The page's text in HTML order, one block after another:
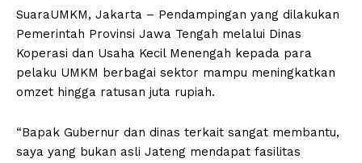
SuaraUMKM, Jakarta – Pendampingan yang dilakukan
Pemerintah Provinsi Jawa Tengah melalui Dinas
Koperasi dan Usaha Kecil Menengah kepada para
pelaku UMKM berbagai sektor mampu meningkatkan
omzet hingga ratusan juta rupiah.
“Bapak Gubernur dan dinas terkait sangat membantu,
saya yang bukan asli Jateng mendapat fasilitas